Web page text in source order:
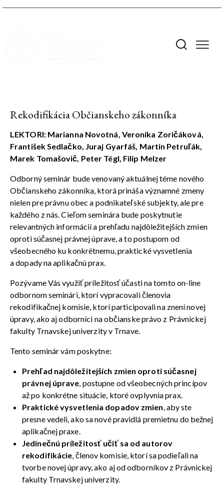
Rekodifikácia Občianskeho zákonníka
LEKTORI: Marianna Novotná, Veronika Zoričáková,
František Sedlačko, Juraj Gyarfáš, Martin Petruľák,
Marek Tomašovič, Peter Tégl, Filip Melzer
Odborný seminár bude venovaný aktuálnej téme nového
Občianskeho zákonníka, ktorá prináša významné zmeny
nielen pre právnu obec a podnikateľské subjekty, ale pre
každého z nás. Cieľom seminára bude poskytnutie
relevantných informácií a prehľadu najdôležitejších zmien
oproti súčasnej právnej úprave, a to postupom od
všeobecného ku konkrétnemu, praktické vysvetlenia
a dopady na aplikačnú prax.
Pozývame Vás využiť príležitosť účasti na tomto on-line
odbornom seminári, ktorí vypracovali členovia
rekodifikačnej komisie, ktorí participovali na znení novej
úpravy, ako aj odborníci na občianske právo z Právnickej
fakulty Trnavskej univerzity v Trnave.
Tento seminár vám poskytne:
Prehľad najdôležitejších zmien oproti súčasnej
právnej úprave, postupne od všeobecných princípov
až po konkrétne situácie, ktoré ovplyvnia prax.
Praktické vysvetlenia dopadov zmien, aby ste
presne vedeli, ako sa nové pravidlá premietnu do bežnej
aplikačnej praxe.
Jedinečnú príležitosť učiť sa od autorov
rekodifikácie, členov komisie, ktorí sa podieľali na
tvorbe novej úpravy, ako aj od odborníkov z Právnickej
fakulty Trnavskej univerzity.